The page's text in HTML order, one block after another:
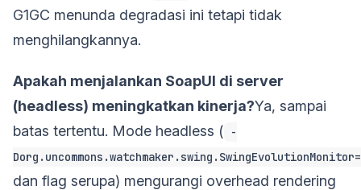
G1GC menunda degradasi ini tetapi tidak
menghilangkannya.
Apakah menjalankan SoapUI di server
(headless) meningkatkan kinerja?Ya, sampai
batas tertentu. Mode headless (
-
dan flag serupa) mengurangi overhead rendering